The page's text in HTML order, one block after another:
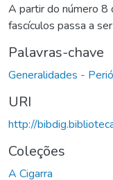
A partir do número
fascículos passa a
Palavras-chave
Generalidades -
URI
http://
Coleções
A Cigarra